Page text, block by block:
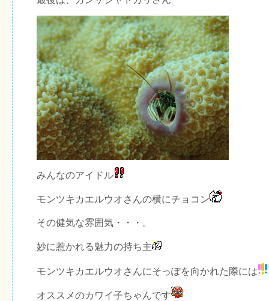
みんなのアイドル
モンツキカエルウオさんの横にチョコン
その健気な雰囲気・・・。
妙に惹かれる魅力の持ち主
モンツキカエルウオさんにそっぽを向かれた際には
オススメのカワイ子ちゃんです